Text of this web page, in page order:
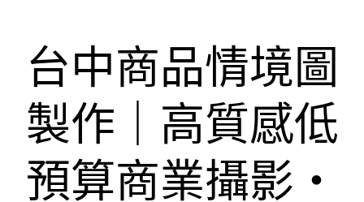
台中商品情境圖
製作｜高質感低
預算商業攝影・